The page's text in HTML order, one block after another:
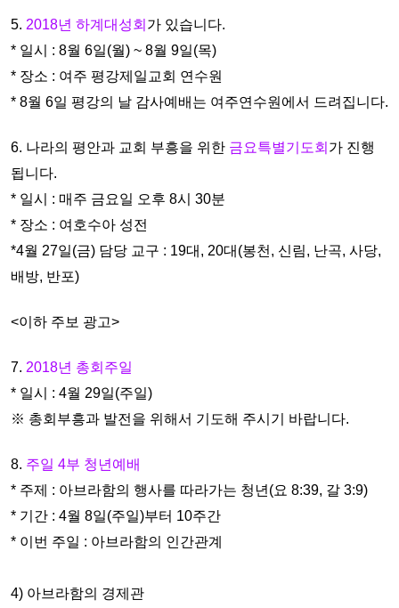
5. 2018년 하계대성회 가 있습니다.
* 일시 : 8월 6일(월) ~ 8월 9일(목)
* 장소 : 여주 평강제일교회 연수원
* 8월 6일 평강의 날 감사예배는 여주연수원에서 드려집니다.
6. 나라의 평안과 교회 부흥을 위한 금요특별기도회 가 진행
됩니다.
* 일시 : 매주 금요일 오후 8시 30분
* 장소 : 여호수아 성전
*4월 27일(금) 담당 교구 : 19대, 20대(봉천, 신림, 난곡, 사당,
배방, 반포)
<이하 주보 광고>
7. 2018년 총회주일
* 일시 : 4월 29일(주일)
※ 총회부흥과 발전을 위해서 기도해 주시기 바랍니다.
8. 주일 4부 청년예배
* 주제 : 아브라함의 행사를 따라가는 청년(요 8:39, 갈 3:9)
* 기간 : 4월 8일(주일)부터 10주간
* 이번 주일 : 아브라함의 인간관계
4) 아브라함의 경제관